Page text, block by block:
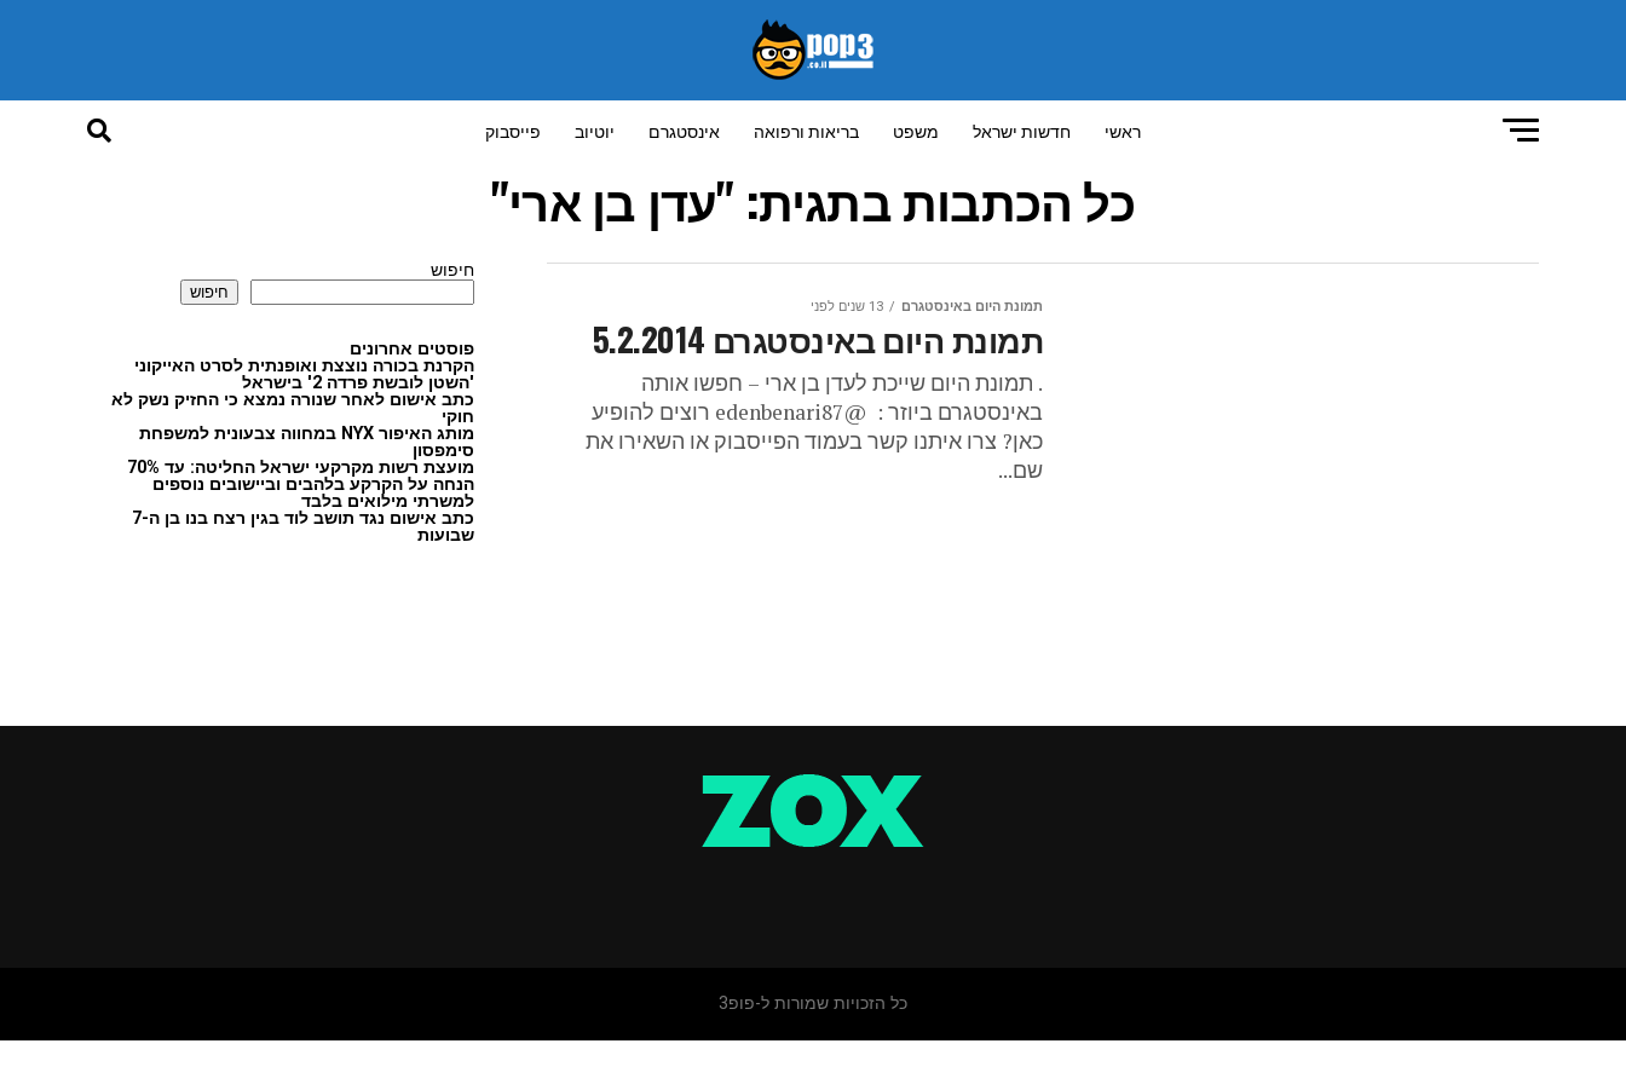
ראשי חדשות ישראל משפט בריאות ורפואה אינסטגרם יוטיוב פייסבוק
כל הכתבות בתגית: "עדן בן ארי"
תמונת היום באינסטגרם 13 שנים לפני
תמונת היום באינסטגרם 5.2.2014
. תמונת היום שייכת לעדן בן ארי – חפשו אותה
באינסטגרם ביוזר : @edenbenari87 רוצים להופיע
כאן? צרו איתנו קשר בעמוד הפייסבוק או השאירו את
שם...
חיפוש
חיפוש
פוסטים אחרונים
הקרנת בכורה נוצצת ואופנתית לסרט האייקוני
'השטן לובשת פרדה 2' בישראל
כתב אישום לאחר שנורה נמצא כי החזיק נשק לא
חוקי
מותג האיפור NYX במחווה צבעונית למשפחת
סימפסון
מועצת רשות מקרקעי ישראל החליטה: עד 70%
הנחה על הקרקע בלהבים וביישובים נוספים
למשרתי מילואים בלבד
כתב אישום נגד תושב לוד בגין רצח בנו בן ה-7
שבועות
כל הזכויות שמורות ל-פופ3